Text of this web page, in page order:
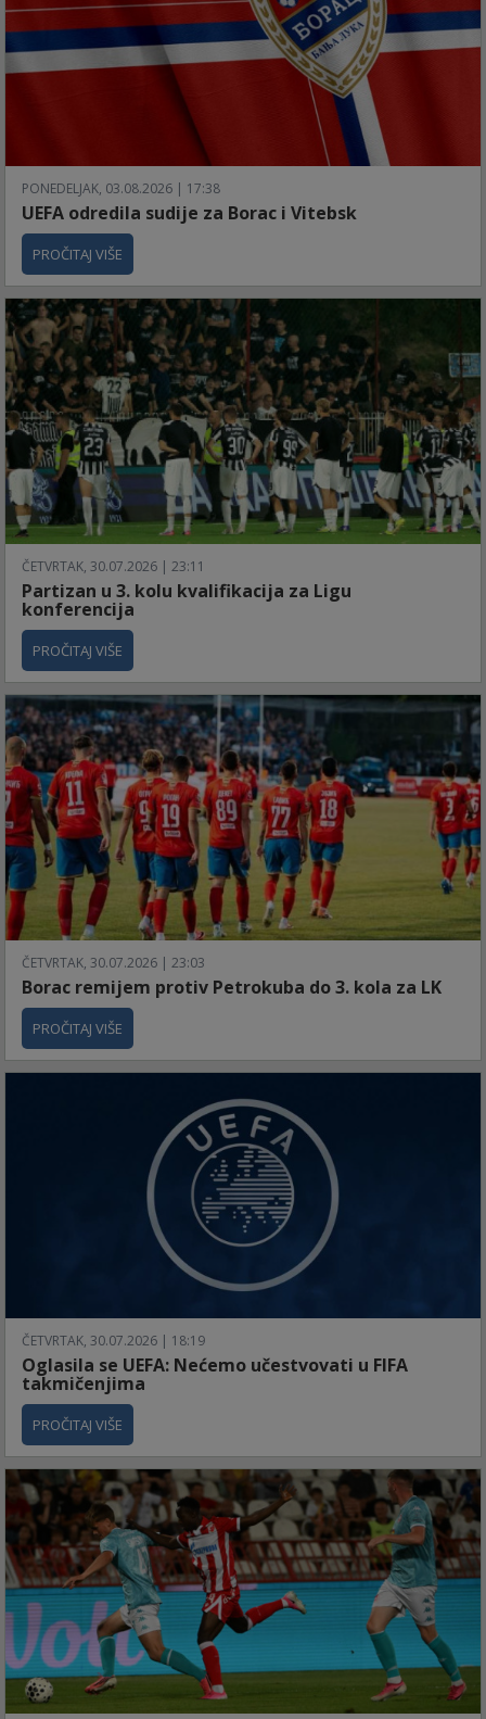
PONEDELJAK, 03.08.2026 | 17:38
UEFA odredila sudije za Borac i Vitebsk
PROČITAJ VIŠE
ČETVRTAK, 30.07.2026 | 23:11
Partizan u 3. kolu kvalifikacija za Ligu
konferencija
PROČITAJ VIŠE
ČETVRTAK, 30.07.2026 | 23:03
Borac remijem protiv Petrokuba do 3. kola za LK
PROČITAJ VIŠE
ČETVRTAK, 30.07.2026 | 18:19
Oglasila se UEFA: Nećemo učestvovati u FIFA
takmičenjima
PROČITAJ VIŠE